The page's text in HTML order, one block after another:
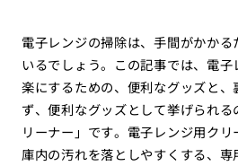
電子レンジの掃除は、手間がかか
いるでしょう。この記事では、電
楽にするための、便利なグッズと
ず、便利なグッズとして挙げられ
リーナー」です。電子レンジ用ク
庫内の汚れを落としやすくする、